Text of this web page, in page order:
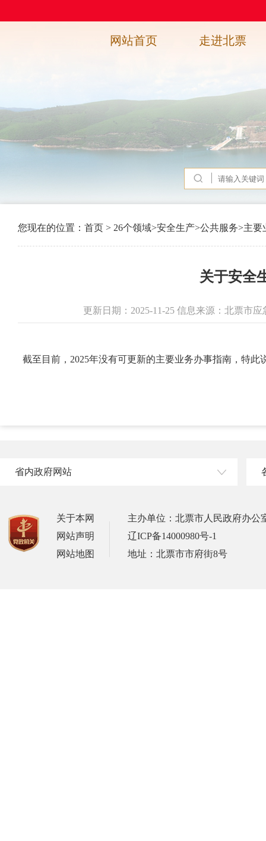
网站首页 走进北票
您现在的位置： 首页 > 26个领域>安全生产>公共服务>主要
关于安全
更新日期：2025-11-25 信息来源：北票市
截至目前，2025年没有可更新的主要业务办事指南，特此
省内政府网站
关于本网
网站声明
网站地图
主办单位：北票市人民政府办公
辽ICP备14000980号-1
地址：北票市市府街8号